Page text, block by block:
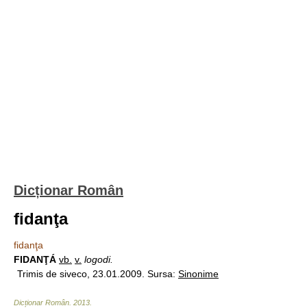
Dicționar Român
fidanţa
fidanţa
FIDANŢÁ vb. v. logodi.
Trimis de siveco, 23.01.2009. Sursa: Sinonime
Dicționar Român 2013